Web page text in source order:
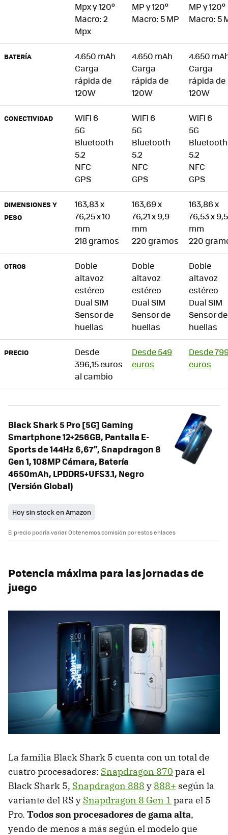
Mpx y 120º
Macro: 2
Mpx
MP y 120º
Macro: 5 MP
MP y 120º
Macro: 5
BATERÍA
4.650 mAh
Carga
rápida de
120W
4.650 mAh
Carga
rápida de
120W
4.650
Carga
rápida de
120W
CONECTIVIDAD
WiFi 6
5G
Bluetooth
5.2
NFC
GPS
WiFi 6
5G
Bluetooth
5.2
NFC
GPS
WiFi 6
5G
Bluetooth
5.2
NFC
GPS
DIMENSIONES Y
PESO
163,83 x
76,25 x 10
mm
218 gramos
163,69 x
76,21 x 9,9
mm
220 gramos
163,86 x
76,53 x 9,5
mm
220
OTROS
Doble
altavoz
estéreo
Dual SIM
Sensor de
huellas
Doble
altavoz
estéreo
Dual SIM
Sensor de
huellas
Doble
altavoz
estéreo
Dual SIM
Sensor de
huellas
PRECIO
Desde
396,15 euros
al cambio
Desde 549
euros
Desde
euros
Black Shark 5 Pro [5G] Gaming
Smartphone 12+256GB, Pantalla E-
Sports de 144Hz 6,67”, Snapdragon 8
Gen 1, 108MP Cámara, Batería
4650mAh, LPDDR5+UFS3.1, Negro
(Versión Global)
Hoy sin stock en Amazon
El precio podría variar. Obtenemos comisión por estos enlaces
Potencia máxima para las jornadas de
juego
La familia Black Shark 5 cuenta con un total de
cuatro procesadores: Snapdragon 870 para el
Black Shark 5, Snapdragon 888 y 888+ según la
variante del RS y Snapdragon 8 Gen 1 para el 5
Pro. Todos son procesadores de gama alta,
yendo de menos a más según el modelo que